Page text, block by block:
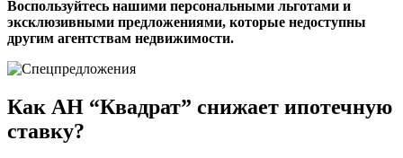
Воспользуйтесь нашими персональными льготами и
эксклюзивными предложениями, которые недоступны
другим агентствам недвижимости.
Как АН “Квадрат” снижает ипотечную
ставку?